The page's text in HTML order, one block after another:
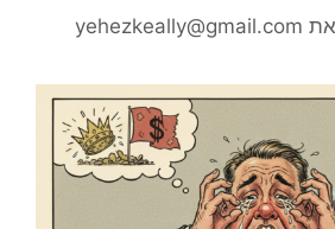
yehezkeally@gmail.com